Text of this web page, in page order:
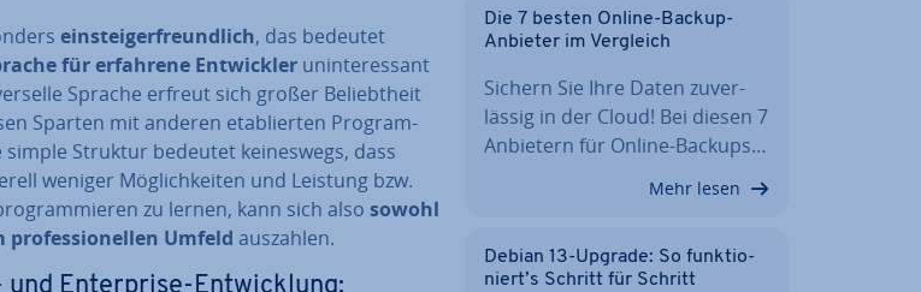
ein­steig­er­freund­lich, das bedeutet
für erfahrene Ent­wick­ler un­in­ter­es­sant
Sprache erfreut sich großer Be­liebt­heit
Sparten mit anderen eta­blier­ten Pro­gram­
Struktur bedeutet kei­nes­wegs, dass
weniger Mög­lich­kei­ten und Leistung bzw.
zu lernen, kann sich also sowohl
pro­fes­sio­nel­len Umfeld auszahlen.
Die 7 besten Online-Backup-
Anbieter im Vergleich
Sichern Sie Ihre Daten zu­ver­
läs­sig in der Cloud! Bei diesen 7
Anbietern für Online-Backups…
Mehr lesen
Debian 13-Upgrade: So funk­tio­
niert’s Schritt für Schritt